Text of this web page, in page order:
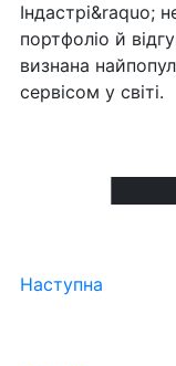
Індастрі&raquo;
портфоліо й
визнана
сервісом у світі.
Наступна